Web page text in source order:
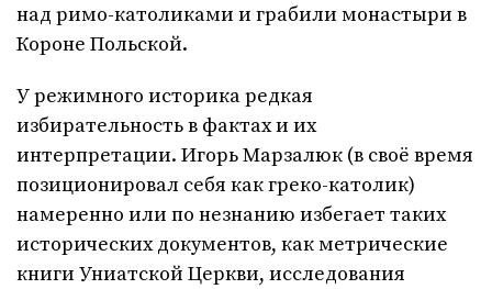
над римо-католиками и грабили монастыри в
Короне Польской.
У режимного историка редкая
избирательность в фактах и их
интерпретации. Игорь Марзалюк (в своё время
позиционировал себя как греко-католик)
намеренно или по незнанию избегает таких
исторических документов, как метрические
книги Униатской Церкви, исследования